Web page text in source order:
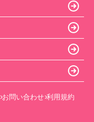
お問い合わせ 利用規約